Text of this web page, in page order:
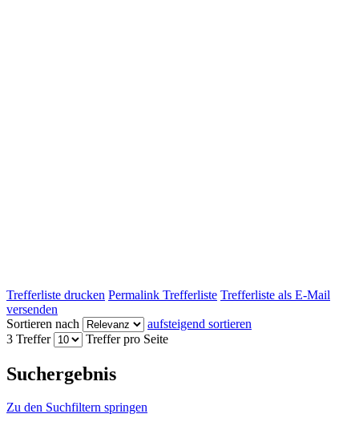
Trefferliste drucken Permalink Trefferliste Trefferliste als E-Mail
versenden
Sortieren nach
aufsteigend sortieren
3 Treffer
Treffer pro Seite
Suchergebnis
Zu den Suchfiltern springen